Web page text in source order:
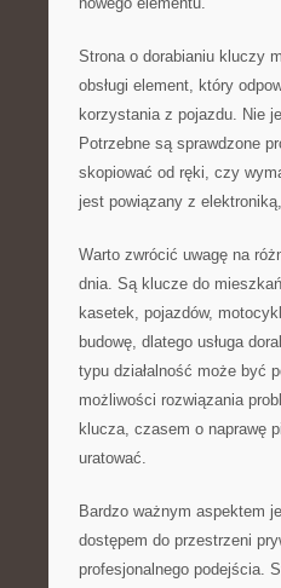
Strona o dorabianiu kluczy
obsługi element, który
korzystania z pojazdu. Nie
Potrzebne są sprawdzone
skopiować od ręki, czy
jest powiązany z
Warto zwrócić uwagę na
dnia. Są klucze do
kasetek, pojazdów,
budowę, dlatego usługa
typu działalność może być
możliwości rozwiązania
klucza, czasem o naprawę
uratować.
Bardzo ważnym aspektem
dostępem do przestrzeni
profesjonalnego podejścia.